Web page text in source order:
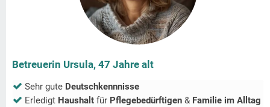
Betreuerin Ursula, 47 Jahre alt
Sehr gute Deutschkennnisse
Erledigt Haushalt für Pflegebedürftigen & Familie im Alltag